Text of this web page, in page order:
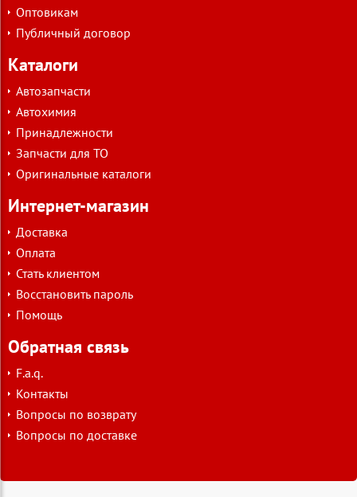
Оптовикам
Публичный договор
Каталоги
Автозапчасти
Автохимия
Принадлежности
Запчасти для ТО
Оригинальные каталоги
Интернет-магазин
Доставка
Оплата
Стать клиентом
Восстановить пароль
Помощь
Обратная связь
F.a.q.
Контакты
Вопросы по возврату
Вопросы по доставке